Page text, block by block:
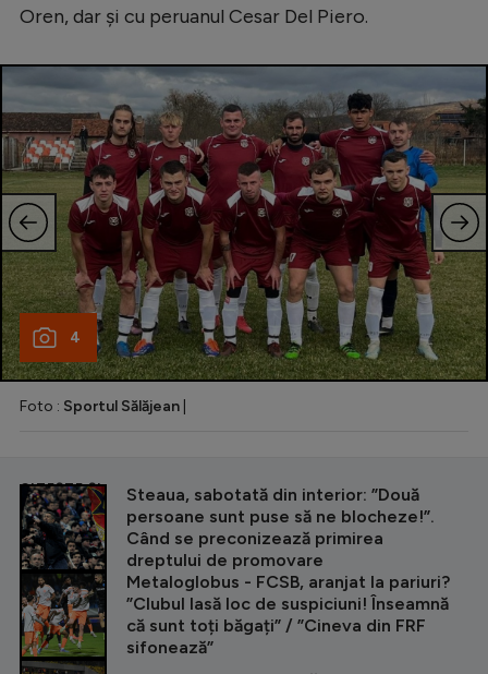
Oren, dar și cu peruanul Cesar Del Piero.
4
Foto : Sportul Sălăjean
CITEȘTE ȘI
Steaua, sabotată din interior: ”Două
persoane sunt puse să ne blocheze!”.
Când se preconizează primirea
dreptului de promovare
Metaloglobus - FCSB, aranjat la pariuri?
”Clubul lasă loc de suspiciuni! Înseamnă
că sunt toți băgați” / ”Cineva din FRF
sifonează”